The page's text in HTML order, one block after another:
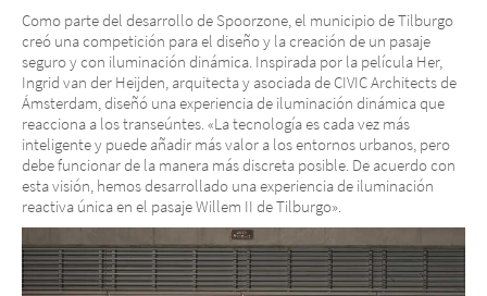
Como parte del desarrollo de Spoorzone, el municipio de Tilburgo
creó una competición para el diseño y la creación de un pasaje
seguro y con iluminación dinámica. Inspirada por la película Her,
Ingrid van der Heijden, arquitecta y asociada de CIVIC Architects de
Ámsterdam, diseñó una experiencia de iluminación dinámica que
reacciona a los transeúntes. «La tecnología es cada vez más
inteligente y puede añadir más valor a los entornos urbanos, pero
debe funcionar de la manera más discreta posible. De acuerdo con
esta visión, hemos desarrollado una experiencia de iluminación
reactiva única en el pasaje Willem II de Tilburgo».